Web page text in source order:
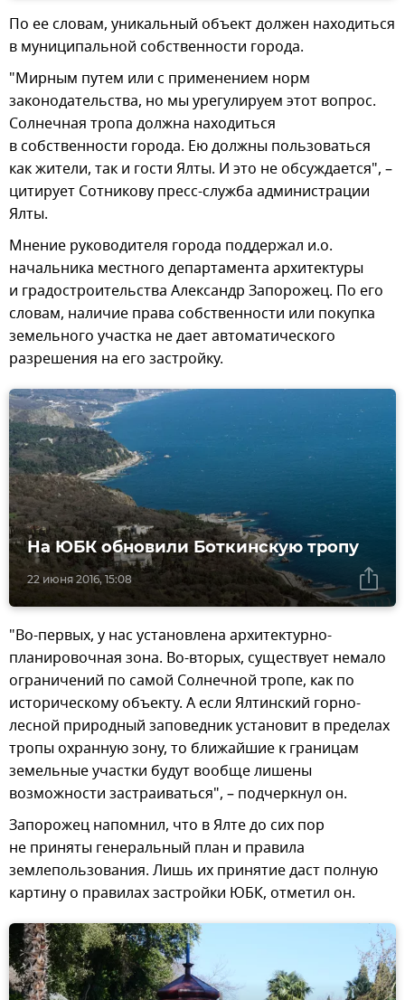
По ее словам, уникальный объект должен находиться
в муниципальной собственности города.
"Мирным путем или с применением норм
законодательства, но мы урегулируем этот вопрос.
Солнечная тропа должна находиться
в собственности города. Ею должны пользоваться
как жители, так и гости Ялты. И это не обсуждается", –
цитирует Сотникову пресс-служба администрации
Ялты.
Мнение руководителя города поддержал и.о.
начальника местного департамента архитектуры
и градостроительства Александр Запорожец. По его
словам, наличие права собственности или покупка
земельного участка не дает автоматического
разрешения на его застройку.
22 июня 2016, 15:08
На ЮБК обновили Боткинскую тропу
"Во-первых, у нас установлена архитектурно-
планировочная зона. Во-вторых, существует немало
ограничений по самой Солнечной тропе, как по
историческому объекту. А если Ялтинский горно-
лесной природный заповедник установит в пределах
тропы охранную зону, то ближайшие к границам
земельные участки будут вообще лишены
возможности застраиваться", – подчеркнул он.
Запорожец напомнил, что в Ялте до сих пор
не приняты генеральный план и правила
землепользования. Лишь их принятие даст полную
картину о правилах застройки ЮБК, отметил он.